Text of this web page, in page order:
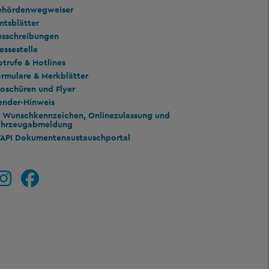
& Hotlines
& Merkblätter
und Flyer
Hinweis
Wunschkennzeichen, Onlinezulassung und
Dokumentenaustauschportal